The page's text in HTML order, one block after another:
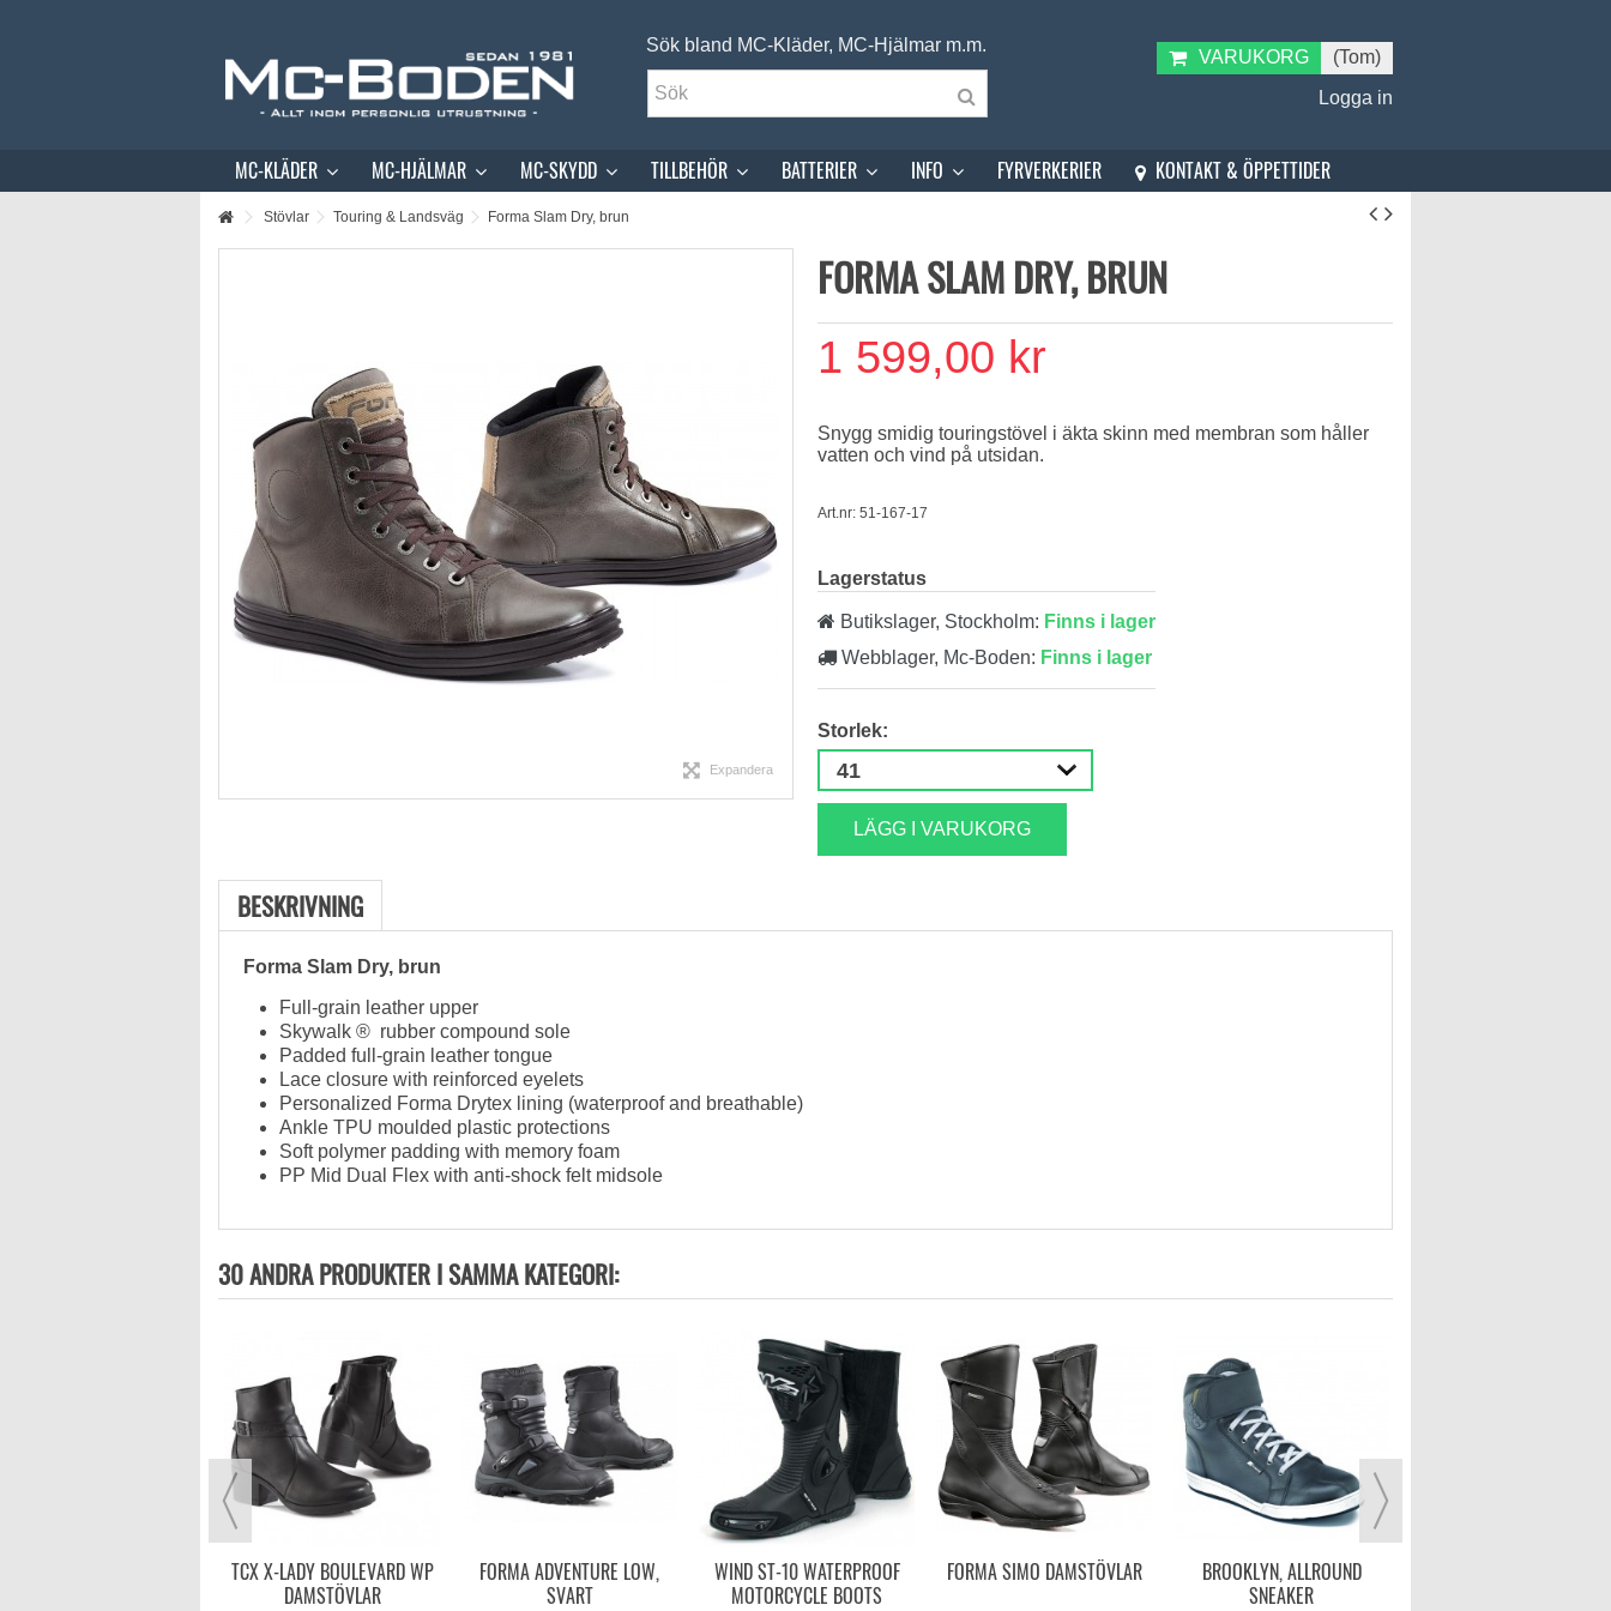
Sök bland MC-Kläder, MC-Hjälmar m.m.
VARUKORG
(Tom)
Logga in
MC-KLÄDER MC-HJÄLMAR MC-SKYDD TILLBEHÖR BATTERIER INFO FYRVERKERIER KONTAKT & ÖPPETTIDER
Stövlar Touring & Landsväg Forma Slam Dry, brun
Expandera
FORMA SLAM DRY, BRUN
1 599,00 kr
Snygg smidig touringstövel i äkta skinn med membran som håller
vatten och vind på utsidan.
Art.nr: 51-167-17
Lagerstatus
Butikslager, Stockholm: Finns i lager
Webblager, Mc-Boden: Finns i lager
Storlek:
LÄGG I VARUKORG
BESKRIVNING
Forma Slam Dry, brun
Full-grain leather upper
Skywalk ® rubber compound sole
Padded full-grain leather tongue
Lace closure with reinforced eyelets
Personalized Forma Drytex lining (waterproof and breathable)
Ankle TPU moulded plastic protections
Soft polymer padding with memory foam
PP Mid Dual Flex with anti-shock felt midsole
30 ANDRA PRODUKTER I SAMMA KATEGORI:
TCX X-LADY BOULEVARD WP
DAMSTÖVLAR
FORMA ADVENTURE LOW,
SVART
WIND ST-10 WATERPROOF
MOTORCYCLE BOOTS
FORMA SIMO DAMSTÖVLAR
BROOKLYN, ALLROUND
SNEAKER